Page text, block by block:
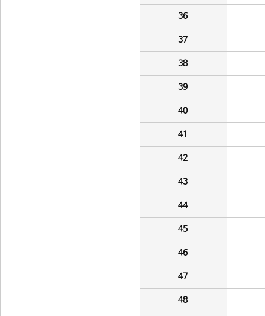
36
37
38
39
40
41
42
43
44
45
46
47
48